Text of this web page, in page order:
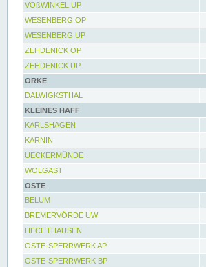
VOßWINKEL UP
WESENBERG OP
WESENBERG UP
ZEHDENICK OP
ZEHDENICK UP
ORKE
DALWIGKSTHAL
KLEINES HAFF
KARLSHAGEN
KARNIN
UECKERMÜNDE
WOLGAST
OSTE
BELUM
BREMERVÖRDE UW
HECHTHAUSEN
OSTE-SPERRWERK AP
OSTE-SPERRWERK BP